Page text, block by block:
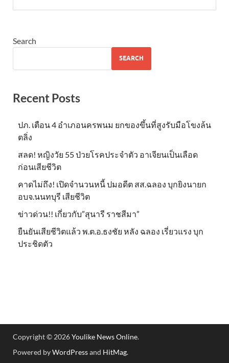
Search
SEARCH
Recent Posts
ปภ. เตือน 4 อำเภอนครพนม ยกของขึ้นที่สูงรับมือโขงล้น
ตลิ่ง
สลด! หญิงวัย 55 ป่วยโรคประจำตัว อาเจียนเป็นเลือด
ก่อนเสียชีวิต
คาดไม่ถึง! เปิดจำนวนหนี้ ปมอดีต สส.ฉลอง บุกยิงนายก
อบจ.นนทบุรี เสียชีวิต
ข่าวด่วน!! เกี่ยวกับ”สุนารี ราชสีมา”
ยืนยันเสียชีวิตแล้ว พ.ต.อ.ธงชัย หลัง ฉลอง เรี่ยวแรง บุก
ประชิดตัว
Copyright © 2026Youlike News Online.
Powered byWordPressand HitMag.